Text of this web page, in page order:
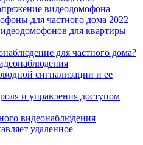
видеодомофона
для частного дома 2022
для квартиры
для частного дома?
сигнализации и ее
и управления доступом
видеонаблюдения
удаленное